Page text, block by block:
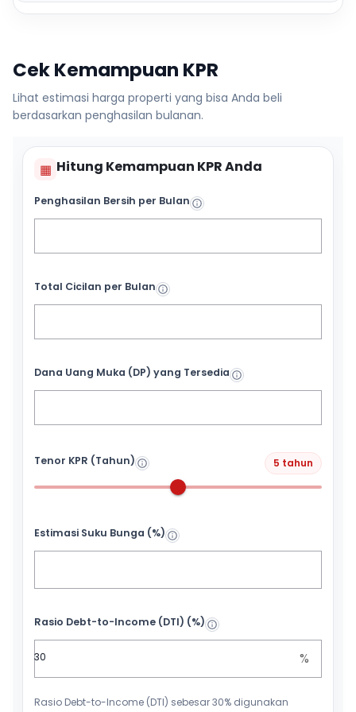
Cek Kemampuan KPR
Lihat estimasi harga properti yang bisa Anda beli
berdasarkan penghasilan bulanan.
▦ Hitung Kemampuan KPR Anda
Penghasilan Bersih per Bulan
Total Cicilan per Bulan
Dana Uang Muka (DP) yang Tersedia
Tenor KPR (Tahun) 5 tahun
Estimasi Suku Bunga (%)
Rasio Debt-to-Income (DTI) (%)
%
Rasio Debt-to-Income (DTI) sebesar 30% digunakan